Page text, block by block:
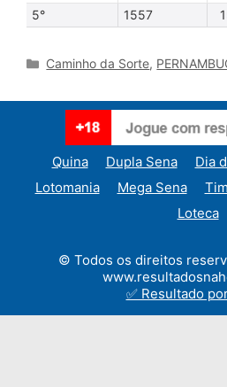
5°
1557
Categories
Caminho da Sorte,
Quina Dupla Sena Dia
Lotomania
Mega Sena
Loteca
© Todos os direitos
✅ Resultado